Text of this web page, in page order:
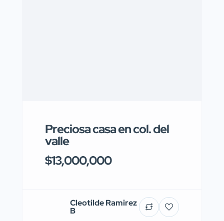
Preciosa casa en col. del
valle
$13,000,000
Cleotilde Ramirez
B